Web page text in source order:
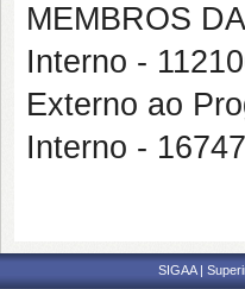
MEMBROS
Interno -
Externo ao
Interno -
SIGAA |